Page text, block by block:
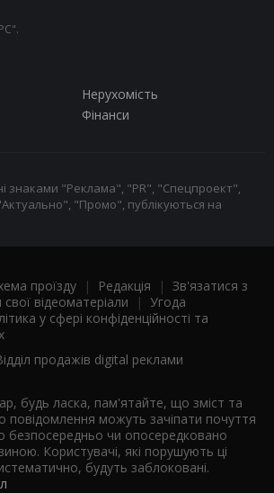
Нерухомість
Фінанси
знаками "Реклама", "PR", "Спецпроект",
"Промо", публікуються на
проїзду | Редакція | Зв'язатися з
свої відеоматеріали | Угода
у сфері конфіденційності та
продажів digital реклами
будь ласка, пам'ятайте, що зміст та
повідомлення можуть зачіпати почуття
безпосередньо чи опосередковано
Користувачі, які порушують ці
будуть заблоковані.